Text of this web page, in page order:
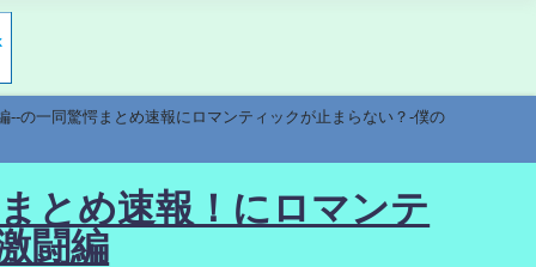
の一同驚愕まとめ速報にロマンティックが止まらない？-僕の
とめ速報！にロマンテ
闘編